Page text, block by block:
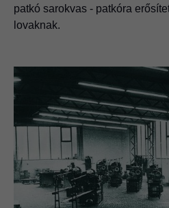
patkó sarokvas - patkóra
lovaknak.